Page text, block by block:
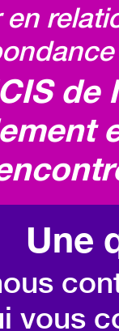
en
Une
vous